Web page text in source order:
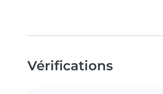
Vérifications